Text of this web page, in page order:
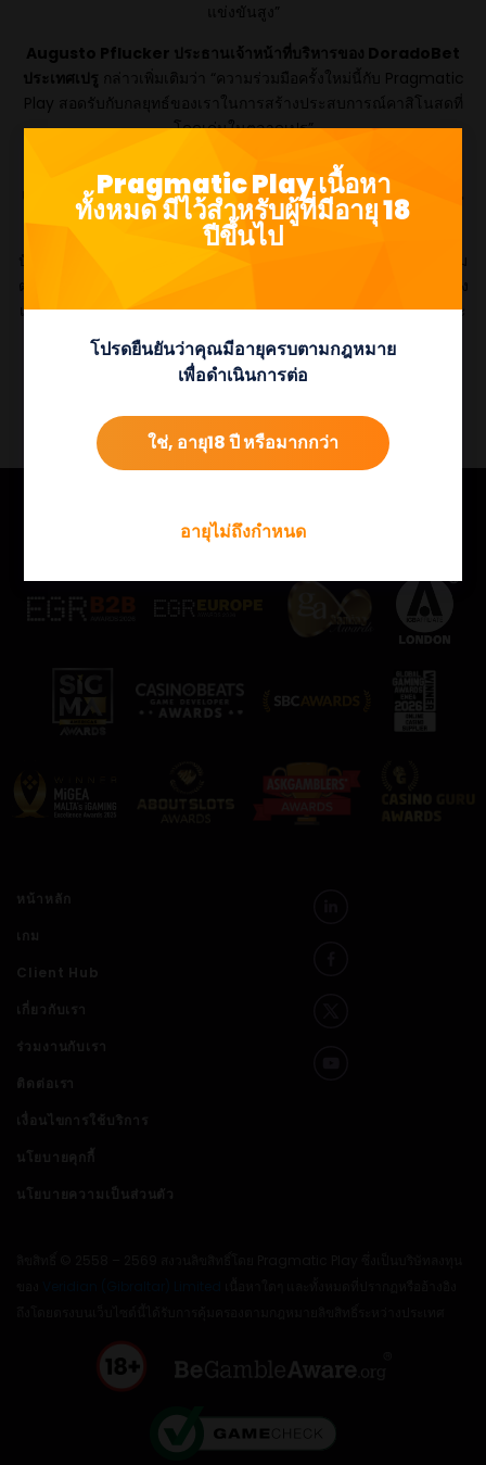
แข่งขันสูง”
Augusto Pflucker ประธานเจ้าหน้าที่บริหารของ DoradoBet
ประเทศเปรู กล่าวเพิ่มเติมว่า “ความร่วมมือครั้งใหม่นี้กับ Pragmatic
Play สอดรับกับกลยุทธ์ของเราในการสร้างประสบการณ์คาสิโนสดที่
โดดเด่นในตลาดเปรู”
“Smart Studio มอบเครื่องมือที่ช่วยยกระดับการแสดงตัวตนของ
แบรนด์บนโต๊ะเกม และนำเสนอผลิตภัณฑ์ที่สมจริงและดึงดูดใจผู้เล่น
ได้มากยิ่งขึ้น”
ต่อเดือน และในขณะเดียวกันก็ให้บริการ
เป็นส่วนหนึ่งของพอร์ตโฟลิโอผลิตภัณฑ์ที่หลากหลายของแบรนด์และ
มีให้ใช้งานผ่าน API เดียว
ดูรางวัลบางส่วนของเรา!
หน้าหลัก
เกม
Client Hub
เกี่ยวกับเรา
ร่วมงานกับเรา
ติดต่อเรา
เงื่อนไขการใช้บริการ
นโยบายคุกกี้
นโยบายความเป็นส่วนตัว
Pragmatic Play เนื้อหา
ทั้งหมด มีไว้สำหรับผู้ที่มีอายุ 18
ปีขึ้นไป
โปรดยืนยันว่าคุณมีอายุครบตามกฎหมาย
เพื่อดำเนินการต่อ
ใช่, อายุ18 ปี หรือมากกว่า
อายุไม่ถึงกำหนด